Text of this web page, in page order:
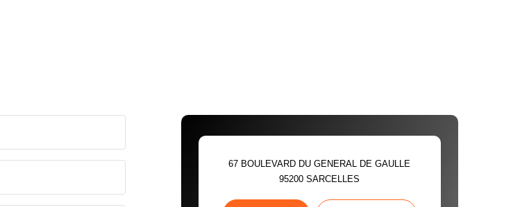
67 BOULEVARD DU GENERAL DE GAULLE
95200SARCELLES